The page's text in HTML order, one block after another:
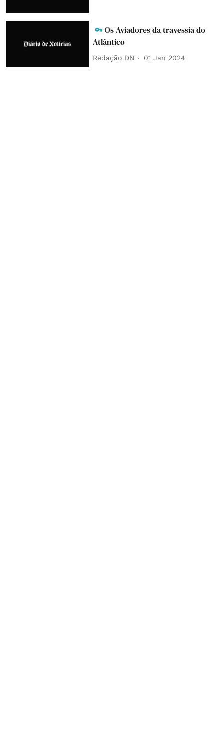
Os Aviadores da travessia do
Atlântico
Redação DN 01 Jan 2024